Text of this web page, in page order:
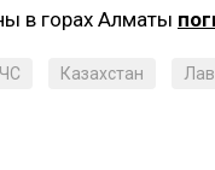
в горах Алматы
Казахстан